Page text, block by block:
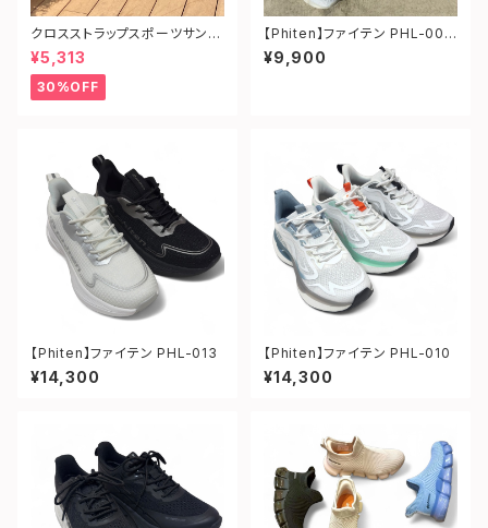
クロスストラップスポーツサンダ
ル
¥5,313
30%OFF
【Phiten】ファイテン PHL-003
¥9,900
【Phiten】ファイテン PHL-013
¥14,300
【Phiten】ファイテン PHL-010
¥14,300